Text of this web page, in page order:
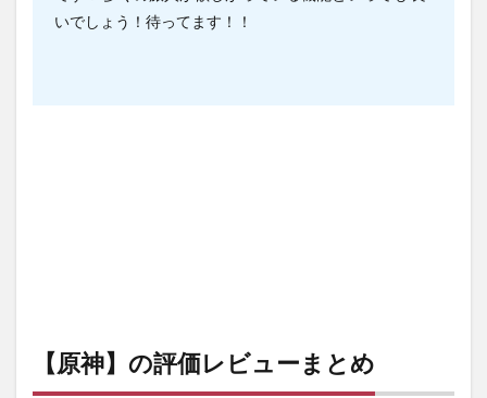
いでしょう！待ってます！！
【原神】の評価レビューまとめ